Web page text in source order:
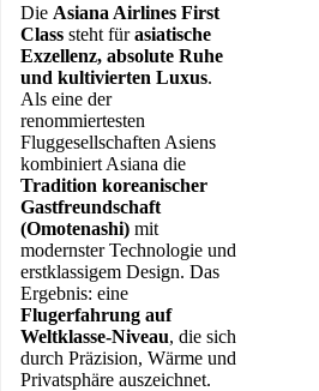
Die Asiana Airlines First
Class steht fürasiatische
Exzellenz, absolute Ruhe
und kultivierten Luxus.
Als eine der
renommiertesten
Fluggesellschaften Asiens
kombiniert Asiana die
Tradition koreanischer
Gastfreundschaft
(Omotenashi) mit
modernster Technologie und
erstklassigem Design. Das
Ergebnis: eine
Flugerfahrung auf
Weltklasse-Niveau, die sich
durch Präzision, Wärme und
Privatsphäre auszeichnet.